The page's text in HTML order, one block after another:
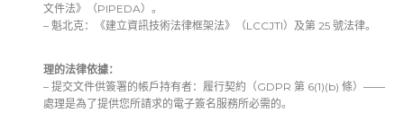
文件法》（PIPEDA）。
– 魁北克：《建立資訊技術法律框架法》（LCCJTI）及第 25 號法律。
理的法律依據：
– 提交文件供簽署的帳戶持有者：履行契約（GDPR 第 6(1)(b) 條）——
處理是為了提供您所請求的電子簽名服務所必需的。